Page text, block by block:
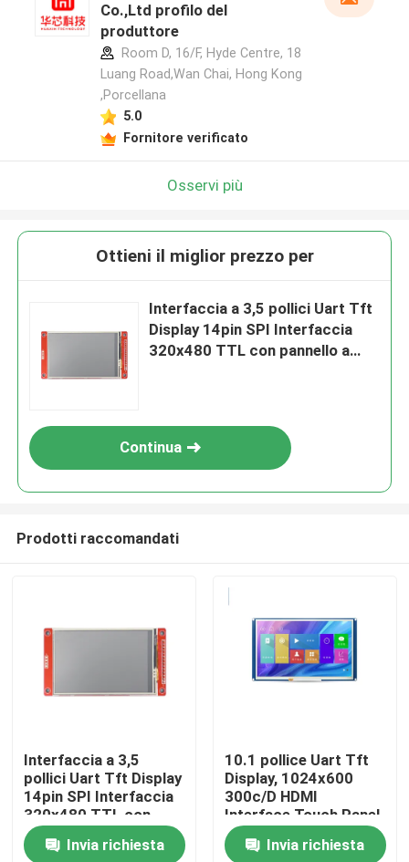
Casa
Co.,Ltd profilo del
produttore
Room D, 16/F, Hyde Centre, 18
Luang Road,Wan Chai, Hong Kong
,Porcellana
5.0
Fornitore verificato
Osservi più
Ottieni il miglior prezzo per
Interfaccia a 3,5 pollici Uart Tft
Display 14pin SPI Interfaccia
320x480 TTL con pannello a
Continua
Prodotti raccomandati
Interfaccia a 3,5
pollici Uart Tft Display
14pin SPI Interfaccia
320x480 TTL con
pannello a
sfioramentoInvia richiesta
10.1 pollice Uart Tft
Display, 1024x600
300c/D HDMI
Interface Touch Panel
Invia richiesta